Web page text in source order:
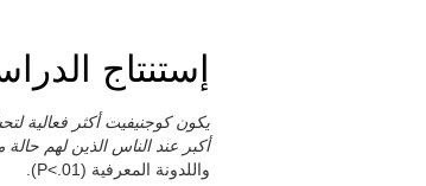
إستنتاج
يكون كوجنيفيت أكثر فعالية
أكبر عند الناس الذين لهم
واللدونة المعرفية (P<.01).